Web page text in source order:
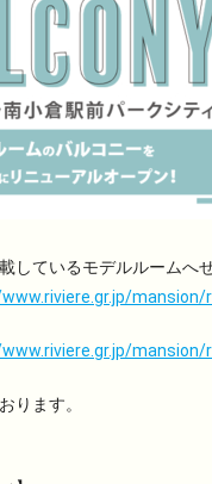
しているモデルルームへ
ります。